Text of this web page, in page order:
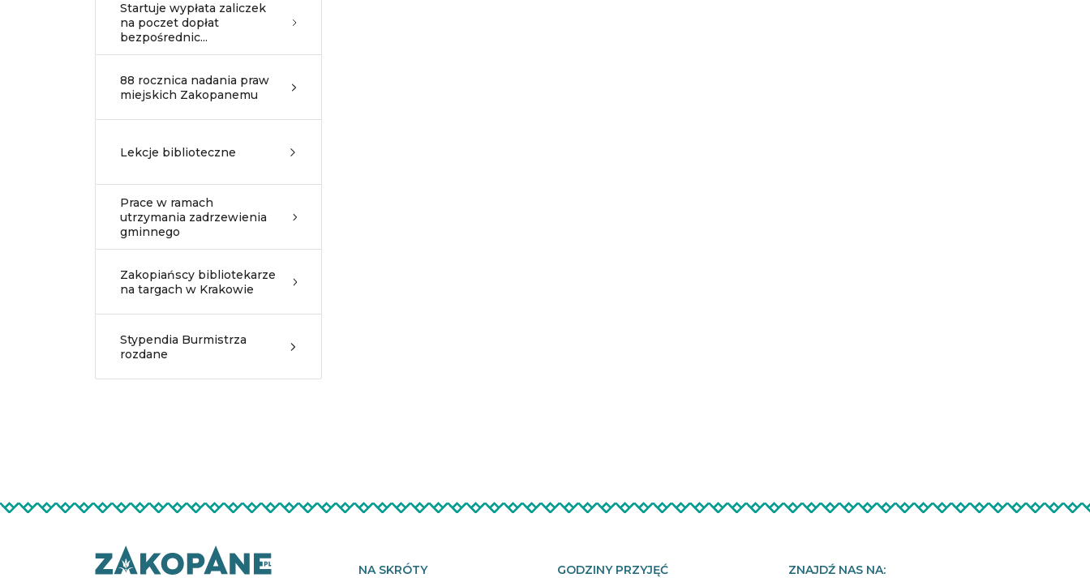
Startuje wypłata zaliczek
na poczet dopłat
bezpośrednic...
88 rocznica nadania praw
miejskich Zakopanemu
Lekcje biblioteczne
Prace w ramach
utrzymania zadrzewienia
gminnego
Zakopiańscy bibliotekarze
na targach w Krakowie
Stypendia Burmistrza
rozdane
NA SKRÓTY GODZINY PRZYJĘĆ ZNAJDŹ NAS NA: